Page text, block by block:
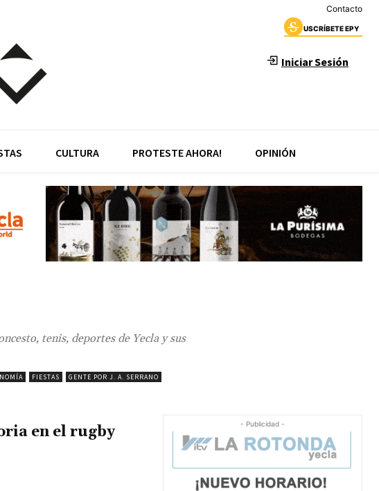
Contacto
USCRÍBETE EPY
Iniciar Sesión
CULTURA PROTESTE AHORA! OPINIÓN
tenis, deportes de Yecla y sus
FIESTAS GENTE POR J. A. SERRANO
en el rugby
- Publicidad -